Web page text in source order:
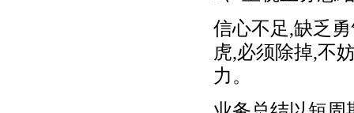
信心不足,缺乏
虎,必须除掉,不
力。